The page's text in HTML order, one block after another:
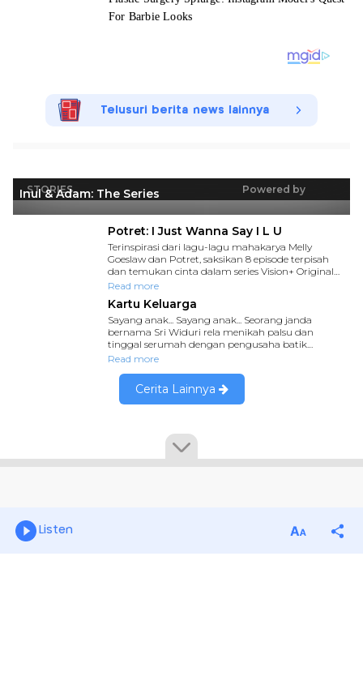
Telusuri berita news lainnya
Listen